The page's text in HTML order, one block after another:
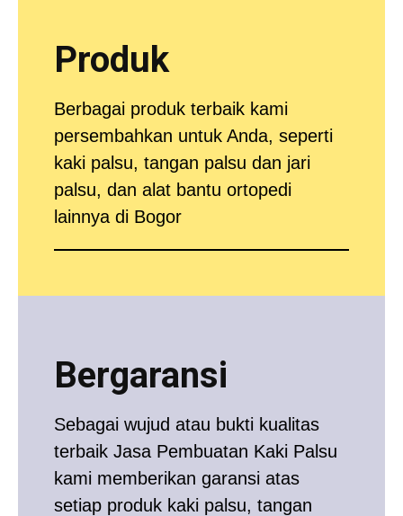
Produk
Berbagai produk terbaik kami
persembahkan untuk Anda, seperti
kaki palsu, tangan palsu dan jari
palsu, dan alat bantu ortopedi
lainnya di Bogor
Bergaransi
Sebagai wujud atau bukti kualitas
terbaik Jasa Pembuatan Kaki Palsu
kami memberikan garansi atas
setiap produk kaki palsu, tangan